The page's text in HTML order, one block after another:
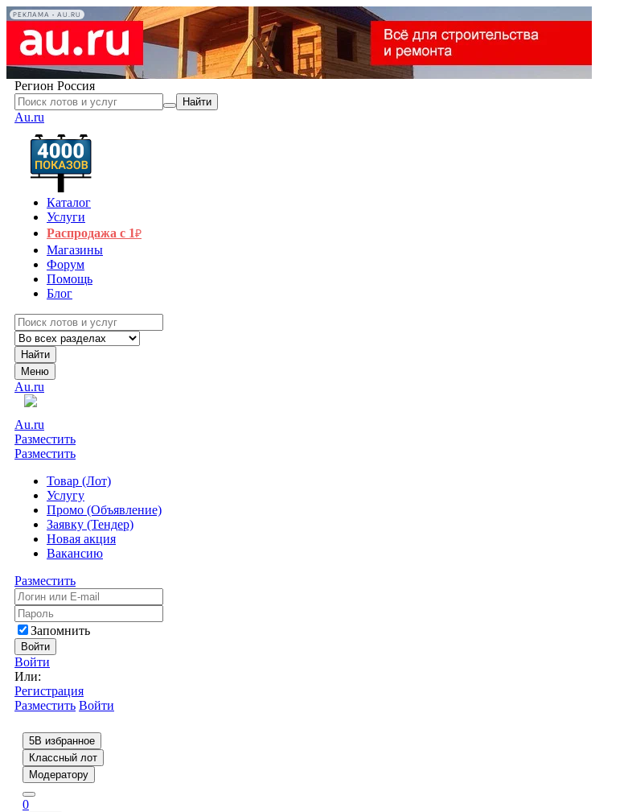
РЕКЛАМА • AU.RU
Регион Россия
Найти
Au.ru
Каталог
Услуги
Распродажа с 1₽
Магазины
Форум
Помощь
Блог
Найти
Меню
Au.ru
Au.ru
Разместить
Разместить
Товар (Лот)
Услугу
Промо (Объявление)
Заявку (Тендер)
Новая акция
Вакансию
Разместить
Запомнить
Войти
Войти
Или:
Регистрация
Разместить Войти
5В избранное
Классный лот
Модератору
0